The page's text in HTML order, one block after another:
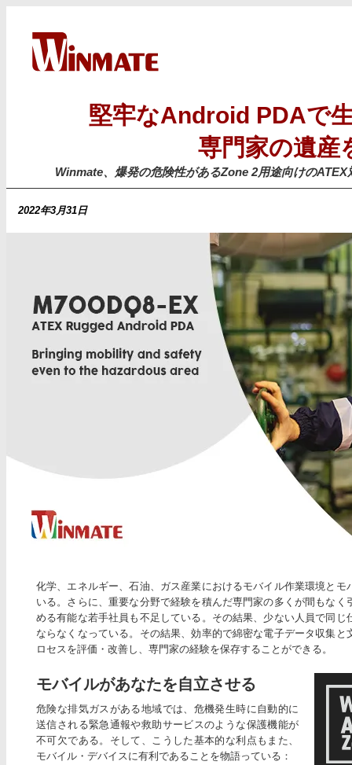
堅牢なAndroid PDAで
専門家の遺産
Winmate、爆発の危険性があるZone 2用途向けの
2022年3月31日
化学、エネルギー、石油、ガス産業におけるモバイル作業環境と
いる。さらに、重要な分野で経験を積んだ専門家の多くが間もな
める有能な若手社員も不足している。その結果、少ない人員で同
ならなくなっている。その結果、効率的で綿密な電子データ収集
ロセスを評価・改善し、専門家の経験を保存することができる。
モバイルがあなたを自立させる
危険な排気ガスがある地域では、危機発生時に自動的に
送信される緊急通報や救助サービスのような保護機能が
不可欠である。そして、こうした基本的な利点もまた、
モバイル・デバイスに有利であることを物語っている：